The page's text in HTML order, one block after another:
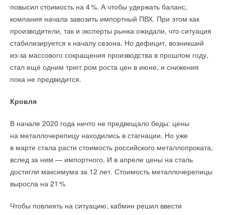
повысил стоимость на 4%. А чтобы удержать баланс,
компания начала завозить импортный ПВХ. При этом как
производители, так и эксперты рынка ожидали, что ситуация
стабилизируется к началу сезона. Но дефицит, возникший
из-за массового сокращения производства в прошлом году,
стал ещё одним тригг.ром роста цен в июне, и снижения
пока не предвидится.
Кровля
В начале 2020 года ничто не предвещало беды: цены
на металлочерепицу находились в стагнации. Но уже
в марте стала расти стоимость российского металлопроката,
вслед за ним — импортного. И в апреле цены на сталь
достигли максимума за 12 лет. Стоимость металлочерепицы
выросла на 21%
Чтобы повлиять на ситуацию, кабмин решил ввести